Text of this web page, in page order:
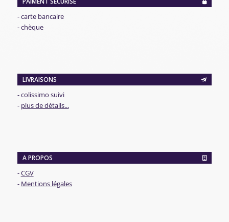
- carte bancaire
- chèque
LIVRAISONS
- colissimo suivi
- plus de détails...
A PROPOS
-CGV
- Mentions légales